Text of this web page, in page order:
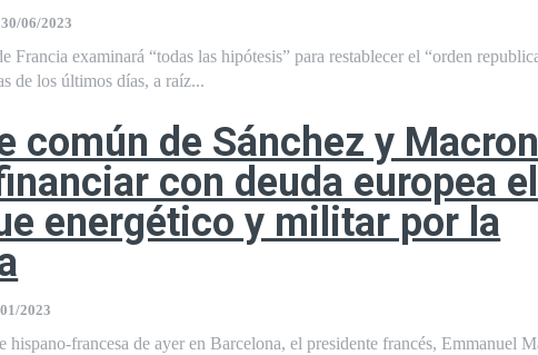
30/06/2023
Francia examinará “todas las hipótesis” para restablecer el “orden
de los últimos días, a raíz...
común de Sánchez y Macron
con deuda europea el
energético y militar por la
2023
hispano-francesa de ayer en Barcelona, el presidente francés, Emmanuel